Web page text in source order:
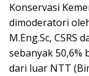
Konservasi
dimoderatori
M.Eng.Sc, CSRS
sebanyak 50,6%
dari luar NTT